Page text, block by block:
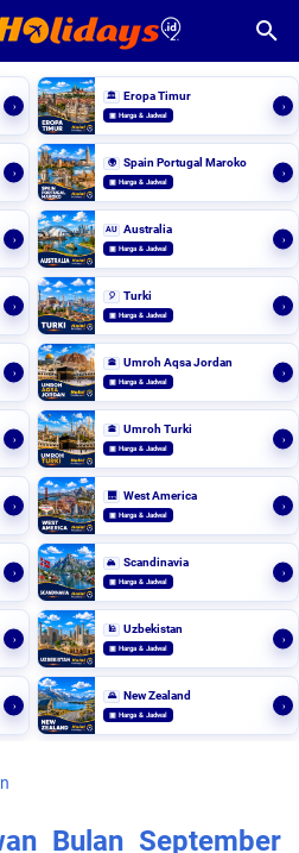
›
🏛️ Eropa Timur
▣ Harga & Jadwal
›
›
🌍 Spain Portugal Maroko
▣ Harga & Jadwal
›
›
AU Australia
▣ Harga & Jadwal
›
›
🎈 Turki
▣ Harga & Jadwal
›
›
🕋 Umroh Aqsa Jordan
▣ Harga & Jadwal
›
›
🕋 Umroh Turki
▣ Harga & Jadwal
›
›
🌉 West America
▣ Harga & Jadwal
›
›
🏔️ Scandinavia
▣ Harga & Jadwal
›
›
🕌 Uzbekistan
▣ Harga & Jadwal
›
›
🌄 New Zealand
▣ Harga & Jadwal
›
Bulan September